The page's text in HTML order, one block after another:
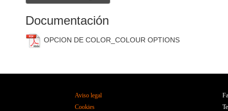
Documentación
OPCION DE COLOR_COLOUR OPTIONS
Aviso legal
Cookies